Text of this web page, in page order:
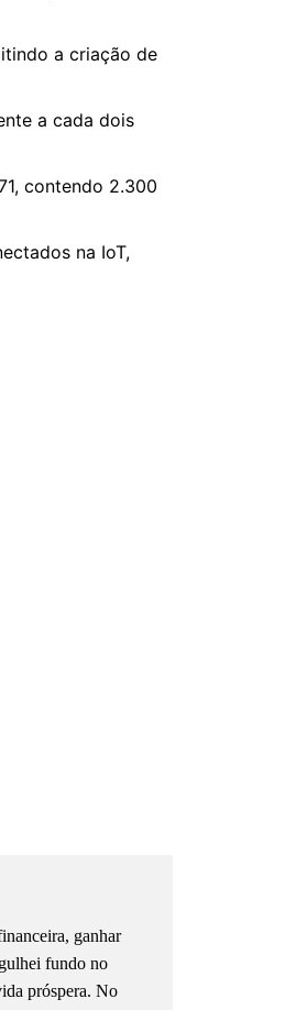
a criação de
a cada dois
contendo 2.300
na IoT,
ganhar
fundo no
próspera. No